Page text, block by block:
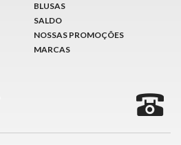
BLUSAS
SALDO
NOSSAS PROMOÇÕES
MARCAS